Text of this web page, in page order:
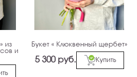
из
и
Букет « Клюквенный щербет»
5 300 руб. Купить